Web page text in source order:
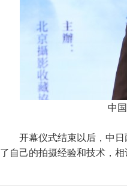
中
开幕仪式结束以后，中
了自己的拍摄经验和技术，相